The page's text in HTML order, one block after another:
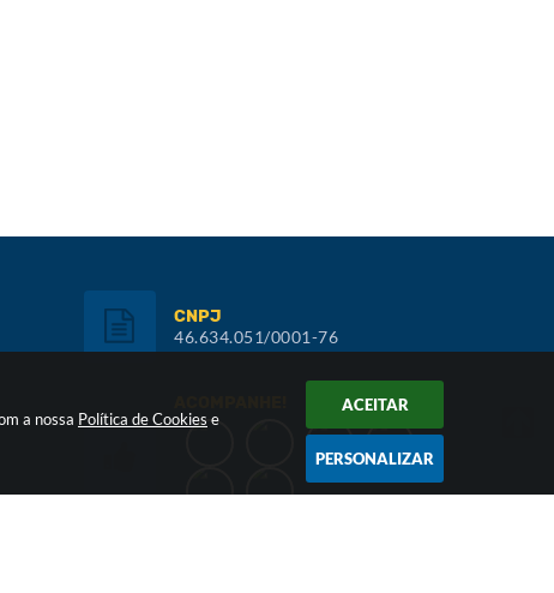
a nossa Política de Cookies e
ACEITAR
PERSONALIZAR
CNPJ
46.634.051/0001-76